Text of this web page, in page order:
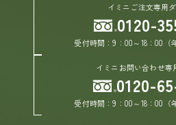
イミニご注文専用
0120-
受付時間：9：00～18：00（
イミニお問い合わせ専
0120-
受付時間：9：00～18：00（